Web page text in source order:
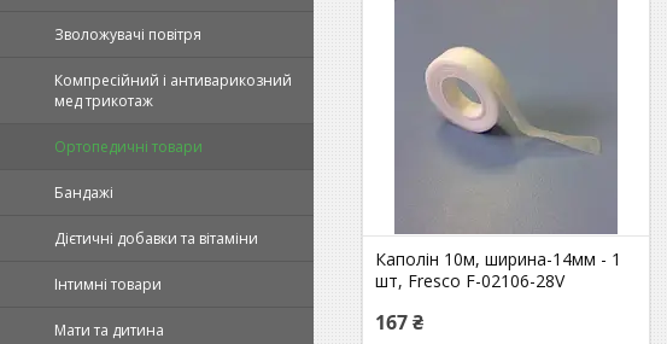
Зволожувачі повітря
Компресійний і антиварикозний
мед трикотаж
Ортопедичні товари
Бандажі
Дієтичні добавки та вітаміни
Інтимні товари
Мати та дитина
Каполін 10м, ширина-14мм - 1
шт, Fresco F-02106-28V
167 ₴